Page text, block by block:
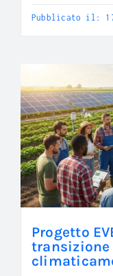
Pubblicato il: 17
Progetto
transizione